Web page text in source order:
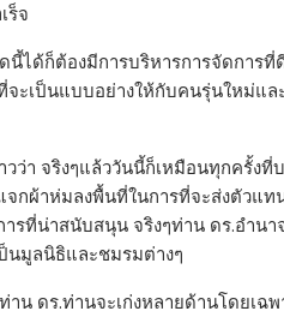
ร็จ
นี้ได้ก็ต้องมีการบริหารการจัดกา
จะเป็นแบบอย่างให้กับคนรุ่นใหม่แล
ว่า จริงๆแล้ววันนี้ก็เหมือนทุกครั้งที่
จกผ้าห่มลงพื้นที่ในการที่จะส่งตัวแ
ารที่น่าสนับสนุน จริงๆท่าน ดร.อำน
นมูลนิธิและชมรมต่างๆ
น ดร.ท่านจะเก่งหลายด้านโดยเ